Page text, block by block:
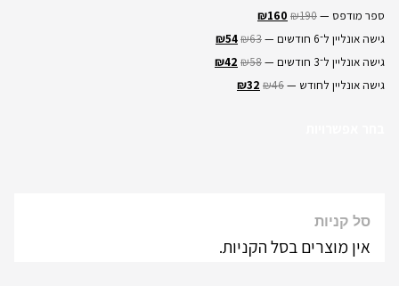
ספר מודפס — ₪190
₪160
גישה אונליין ל־6 חודשים —
₪63
₪54
גישה אונליין ל־3 חודשים —
₪58
₪42
גישה אונליין לחודש —
₪46
₪32
סל קניות
אין מוצרים בסל הקניות.